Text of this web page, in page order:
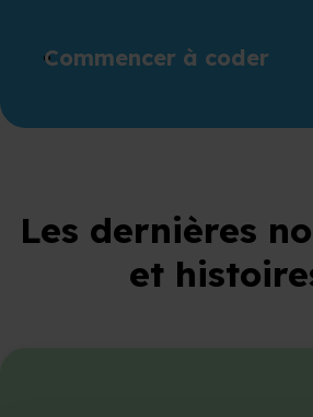
Commencer à coder
Les dernières
et